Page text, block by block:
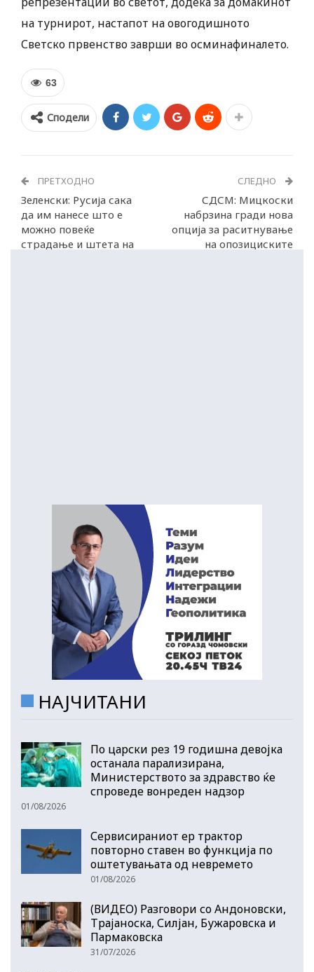
на турнирот, настапот на овогодишното
Светско првенство заврши во осминафиналето.
63
Сподели
ПРЕТХОДНО
Зеленски: Русија сака
да им нанесе што е
можно повеќе
страдање и штета на
СЛЕДНО
СДСМ: Мицкоски
набрзина гради нова
опција за раситнување
на опозициските
НАЈЧИТАНИ
По царски рез 19 годишна девојка
останала парализирана,
Министерството за здравство ќе
спроведе вонреден надзор
01/08/2026
Сервисираниот ер трактор
повторно ставен во функција по
оштетувањата од невремето
01/08/2026
(ВИДЕО) Разговори со Андоновски,
Трајаноска, Силјан, Бужаровска и
Пармаковска
31/07/2026